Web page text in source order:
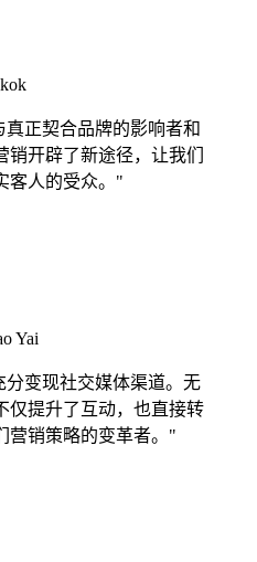
正契合品牌的影响者和
开辟了新途径，让我们
客人的受众。"
Yai
分变现社交媒体渠道。无
仅提升了互动，也直接转
营销策略的变革者。"